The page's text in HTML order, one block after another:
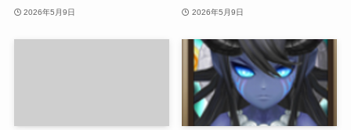
2026年5月9日 2026年5月9日